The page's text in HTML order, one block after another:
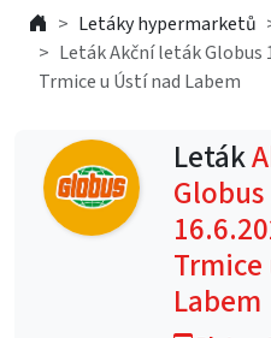
Letáky hypermarketů
Leták Akční leták Globus
Trmice u Ústí nad Labem
Leták
Trmice
Labem